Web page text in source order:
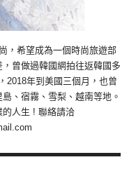
，希望成為一個時尚旅遊部
曾做過韓國網拍往返韓國多
2018年到美國三個月，也曾
、宿霧、雪梨、越南等地。
的人生 ! 聯絡請洽